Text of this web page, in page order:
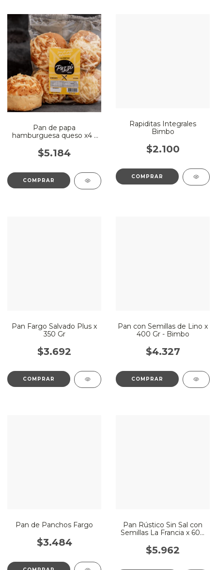
Pan de papa
hamburguesa queso x4 -
$5.184
Rapiditas Integrales
Bimbo
$2.100
Pan Fargo Salvado Plus x
350 Gr
$3.692
Pan con Semillas de Lino x
400 Gr - Bimbo
$4.327
Pan de Panchos Fargo
$3.484
Pan Rústico Sin Sal con
Semillas La Francia x 600
$5.962